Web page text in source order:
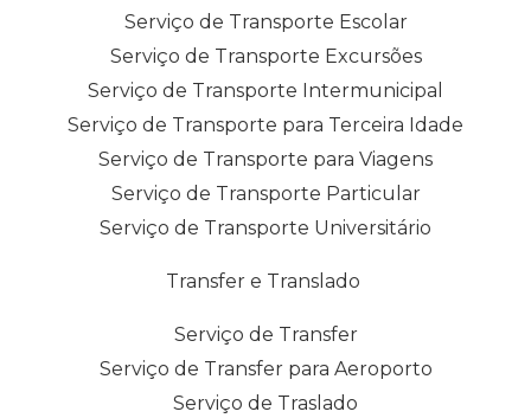
Serviço de Transporte Escolar
Serviço de Transporte Excursões
Serviço de Transporte Intermunicipal
Serviço de Transporte para Terceira Idade
Serviço de Transporte para Viagens
Serviço de Transporte Particular
Serviço de Transporte Universitário
Transfer e Translado
Serviço de Transfer
Serviço de Transfer para Aeroporto
Serviço de Traslado